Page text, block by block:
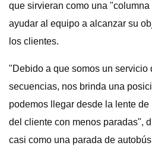
que sirvieran como una
ayudar al equipo a alcanzar su
los clientes.
"Debido a que somos un servicio
secuencias, nos brinda una
podemos llegar desde la lente
del cliente con menos paradas",
casi como una parada de